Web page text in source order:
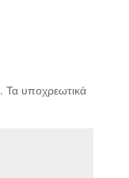
Τα υποχρεωτικά